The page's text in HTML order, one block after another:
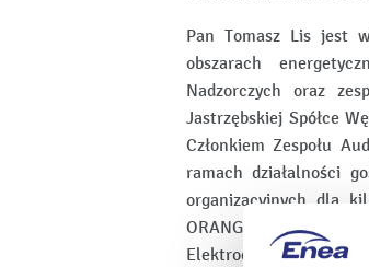
Pan Tomasz Lis jest
obszarach
Nadzorczych oraz
Jastrzębskiej Spółce
Członkiem Zespołu
ramach działalności
organizacyjnych dla
ORANGE,
Elektrociepłownia